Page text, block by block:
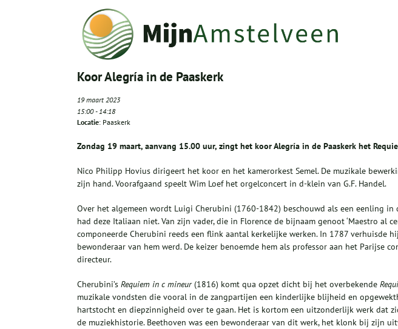
Koor Alegría in de Paaskerk
19 maart 2023
15:00-14:18
Locatie: Paaskerk
Zondag 19 maart, aanvang 15.00 uur, zingt het koor Alegría in de Paaskerk het
Nico Philipp Hovius dirigeert het koor en het kamerorkest Semel. De muzikale
zijn hand. Voorafgaand speelt Wim Loef het orgelconcert in d-klein van G.F. Handel.
Over het algemeen wordt Luigi Cherubini (1760-1842) beschouwd als een eenling in
had deze Italiaan niet. Van zijn vader, die in Florence de bijnaam genoot ‘Maestro al
componeerde Cherubini reeds een flink aantal kerkelijke werken. In 1787 verhuisde
bewonderaar van hem werd. De keizer benoemde hem als professor aan het Parijse
directeur.
Cherubini’s Requiem in c mineur(1816) komt qua opzet dicht bij het overbekende
muzikale vondsten die vooral in de zangpartijen een kinderlijke blijheid en
hartstocht en diepzinnigheid over te gaan. Het is kortom een uitzonderlijk werk dat
de muziekhistorie. Beethoven was een bewonderaar van dit werk, het klonk bij zijn